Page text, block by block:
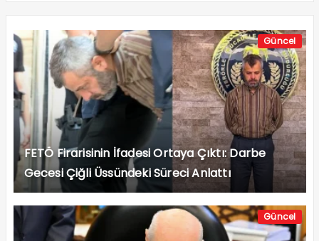
Güncel
FETÖ Firarisinin İfadesi Ortaya Çıktı: Darbe
Gecesi Çiğli Üssündeki Süreci Anlattı
Güncel